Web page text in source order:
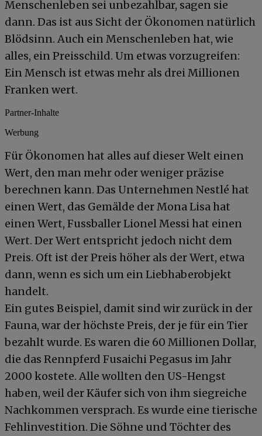
Menschenleben sei unbezahlbar, sagen sie
dann. Das ist aus Sicht der Ökonomen natürlich
Blödsinn. Auch ein Menschenleben hat, wie
alles, ein Preisschild. Um etwas vorzugreifen:
Ein Mensch ist etwas mehr als drei Millionen
Franken wert.
Partner-Inhalte
Werbung
Für Ökonomen hat alles auf dieser Welt einen
Wert, den man mehr oder weniger präzise
berechnen kann. Das Unternehmen Nestlé hat
einen Wert, das Gemälde der Mona Lisa hat
einen Wert, Fussballer Lionel Messi hat einen
Wert. Der Wert entspricht jedoch nicht dem
Preis. Oft ist der Preis höher als der Wert, etwa
dann, wenn es sich um ein Liebhaberobjekt
handelt.
Ein gutes Beispiel, damit sind wir zurück in der
Fauna, war der höchste Preis, der je für ein Tier
bezahlt wurde. Es waren die 60 Millionen Dollar,
die das Rennpferd Fusaichi Pegasus im Jahr
2000 kostete. Alle wollten den US-Hengst
haben, weil der Käufer sich von ihm siegreiche
Nachkommen versprach. Es wurde eine tierische
Fehlinvestition. Die Söhne und Töchter des